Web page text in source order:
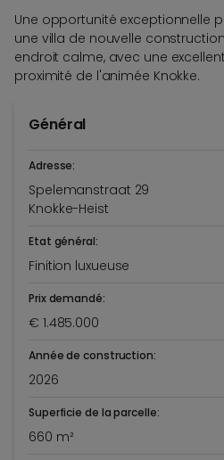
Une opportunité exceptionnelle
une villa de nouvelle
endroit calme, avec une
proximité de l'animée Knokke.
Général
Adresse:
Spelemanstraat 29
Knokke-Heist
Etat général:
Finition luxueuse
Prix demandé:
€ 1.485.000
Année de construction:
2026
Superficie de la parcelle:
660 m²